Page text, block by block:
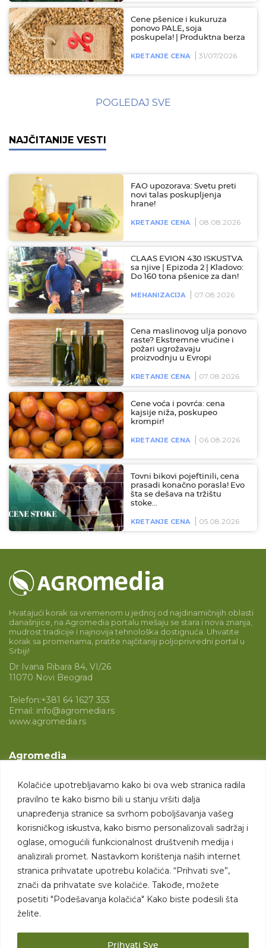
Kolačiće upotrebljavamo kako bi ova web stranica radila
pravilno te kako bismo bili u stanju vršiti dalja
unapređenja stranice sa svrhom poboljšavanja vašeg
korisničkog iskustva, kako bismo personalizovali sadržaj i
oglase, omogućili funkcionalnost društvenih medija i
analizirali promet. Nastavkom korištenja naših internet
stranica prihvatate upotrebu kolačića. “Prihvati sve”,
znači da prihvatate sve kolačiće. Takođe, možete
posetiti "Podešavanja kolačića" Kako biste podesili šta
želite.
Prihvati Sve
Cene pšenice i kukuruza
ponovo PALE, soja
poskupela! | Produktna berza
KRETANJE CENA 31/07/2026
POGLEDAJ SVE
NAJČITANIJE VESTI
FAO upozorava: Svetu preti
novi talas poskupljenja
hrane!
KRETANJE CENA 08.08.2026
CLAAS EVION 430 ISKUSTVA
sa njive | Epizoda 2 | Kladovo:
Do 160 tona pšenice za dan!
MEHANIZACIJA 07.08.2026
Cena maslinovog ulja ponovo
raste? Ekstremne vrućine i
požari ugrožavaju
proizvodnju u Evropi
KRETANJE CENA 07.08.2026
Cene voća i povrća: cena
kajsije niža, poskupeo
krompir!
KRETANJE CENA 06.08.2026
Tovni bikovi pojeftinili, cena
prasadi konačno porasla! Evo
šta se dešava na tržištu
stoke…
KRETANJE CENA 05.08.2026
Hvatajući korak sa vremenom u jednoj od najdinamičnijih oblasti
današnjice, na Agromedia portalu mešaju se stara i nova znanja,
mudrost tradicije i najnovija tehnološka dostignuća. Uhvatite
korak sa promenama, pratite najčitaniji poljoprivredni portal u
Srbiji!
Dr Ivana Ribara 84, VI/26
11070 Novi Beograd
Telefon:+381 64 1627 353
Email: info@agromedia.rs
www.agromedia.rs
Agromedia
Svet poljoprivrede
Marketing usluge
Tražimo saradnike
Kontakt
Kontakt